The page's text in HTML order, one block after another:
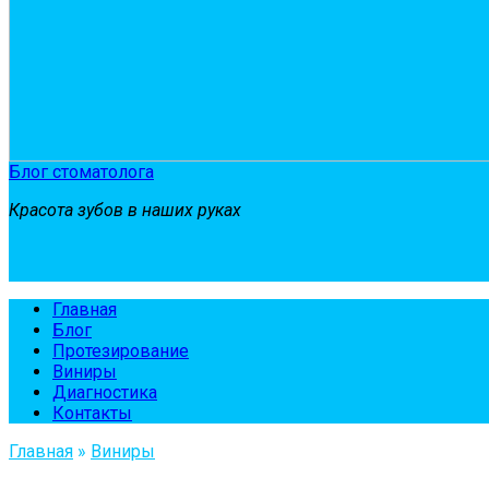
Блог стоматолога
Красота зубов в наших руках
Главная
Блог
Протезирование
Виниры
Диагностика
Контакты
Главная » Виниры